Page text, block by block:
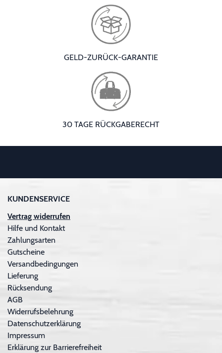
GELD-ZURÜCK-GARANTIE
30 TAGE RÜCKGABERECHT
KUNDENSERVICE
Vertrag widerrufen
Hilfe und Kontakt
Zahlungsarten
Gutscheine
Versandbedingungen
Lieferung
Rücksendung
AGB
Widerrufsbelehrung
Datenschutzerklärung
Impressum
Erklärung zur Barrierefreiheit